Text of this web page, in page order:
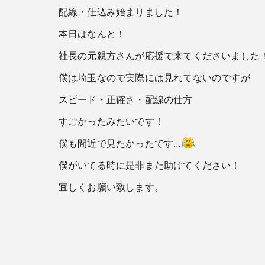
配線・仕込み始まりました！
本日はなんと！
社長の元親方さんが応援で来てくださいました
僕は埼玉なので実際には見れてないのですが
スピード・正確さ・配線の仕方
すごかったみたいです！
僕も間近で見たかったです…
僕がいてる時に是非また助けてください！
宜しくお願い致します。